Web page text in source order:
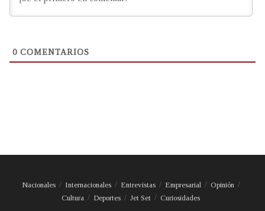
0 COMENTARIOS
Nacionales Internacionales Entrevistas Empresarial
Opinión
Cultura
Deportes Jet Set Curiosidades